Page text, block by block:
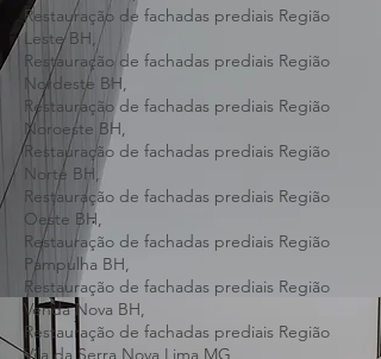
Restauração de fachadas prediais Região
Barreiro BH,
Restauração de fachadas prediais Região
Centro-Sul BH,
Restauração de fachadas prediais Região
Leste BH,
Restauração de fachadas prediais Região
Nordeste BH,
Restauração de fachadas prediais Região
Noroeste BH,
Restauração de fachadas prediais Região
Norte BH,
Restauração de fachadas prediais Região
Oeste BH,
Restauração de fachadas prediais Região
Pampulha BH,